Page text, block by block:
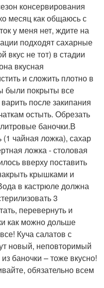
консервирования
месяц как общаюсь с
у меня нет, ждите на
подходят сахарные
вкус не тот) в стадии
вкусная
и сложить плотно в
были покрыты все
после закипания
остыть. Обрезать
баночки.В
чайная ложка), сахар
ложка - столовая
вверху поставить
крышками и
в кастрюле должна
3
перевернуть и
как можно дольше
Куча салатов с
новый, неповторимый
баночки – тоже вкусно!
обязательно всем